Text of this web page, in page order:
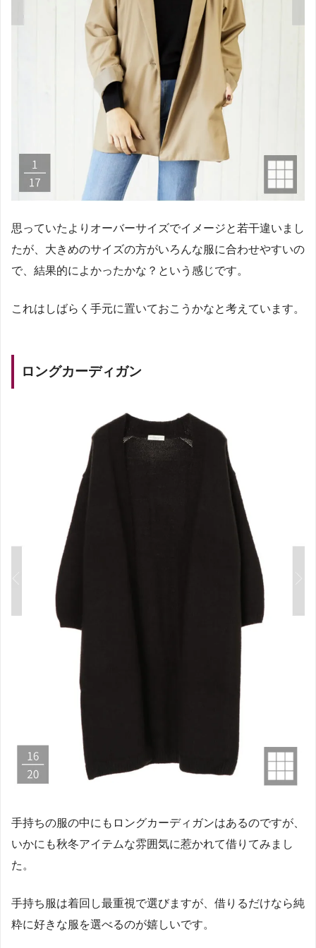
思っていたよりオーバーサイズでイメージと若干違いまし
たが、大きめのサイズの方がいろんな服に合わせやすいの
で、結果的によかったかな？という感じです。
これはしばらく手元に置いておこうかなと考えています。
ロングカーディガン
手持ちの服の中にもロングカーディガンはあるのですが、
いかにも秋冬アイテムな雰囲気に惹かれて借りてみまし
た。
手持ち服は着回し最重視で選びますが、借りるだけなら純
粋に好きな服を選べるのが嬉しいです。